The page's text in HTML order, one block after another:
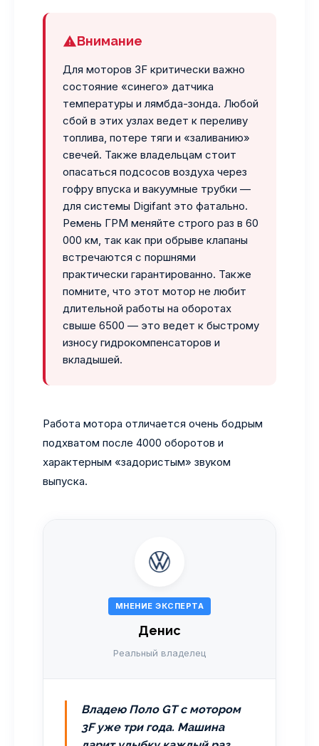
Внимание
Для моторов 3F критически важно
состояние «синего» датчика
температуры и лямбда-зонда. Любой
сбой в этих узлах ведет к переливу
топлива, потере тяги и «заливанию»
свечей. Также владельцам стоит
опасаться подсосов воздуха через
гофру впуска и вакуумные трубки —
для системы Digifant это фатально.
Ремень ГРМ меняйте строго раз в 60
000 км, так как при обрыве клапаны
встречаются с поршнями
практически гарантированно. Также
помните, что этот мотор не любит
длительной работы на оборотах
свыше 6500 — это ведет к быстрому
износу гидрокомпенсаторов и
вкладышей.
Работа мотора отличается очень бодрым
подхватом после 4000 оборотов и
характерным «задористым» звуком
выпуска.
МНЕНИЕ ЭКСПЕРТА
Денис
Реальный владелец
Владею Поло GT с мотором
3F уже три года. Машина